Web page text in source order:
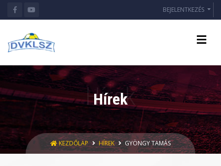
BEJELENTKEZÉS
Hírek
KEZDŐLAP HÍREK GYÖNGY TAMÁS